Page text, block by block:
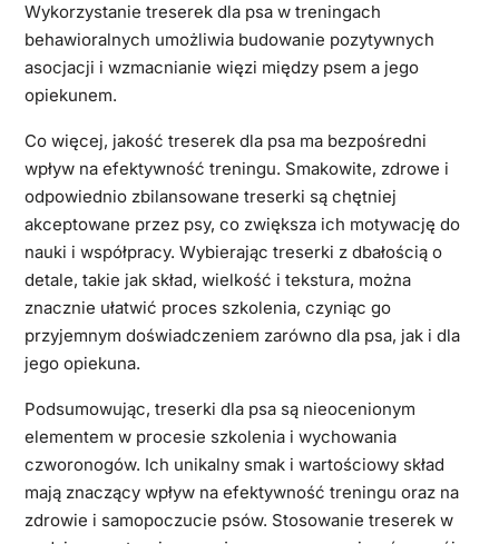
Wykorzystanie treserek dla psa w treningach
behawioralnych umożliwia budowanie pozytywnych
asocjacji i wzmacnianie więzi między psem a jego
opiekunem.
Co więcej, jakość treserek dla psa ma bezpośredni
wpływ na efektywność treningu. Smakowite, zdrowe i
odpowiednio zbilansowane treserki są chętniej
akceptowane przez psy, co zwiększa ich motywację do
nauki i współpracy. Wybierając treserki z dbałością o
detale, takie jak skład, wielkość i tekstura, można
znacznie ułatwić proces szkolenia, czyniąc go
przyjemnym doświadczeniem zarówno dla psa, jak i dla
jego opiekuna.
Podsumowując, treserki dla psa są nieocenionym
elementem w procesie szkolenia i wychowania
czworonogów. Ich unikalny smak i wartościowy skład
mają znaczący wpływ na efektywność treningu oraz na
zdrowie i samopoczucie psów. Stosowanie treserek w